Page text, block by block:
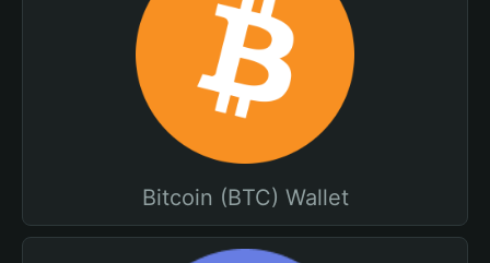
Bitcoin (BTC) Wallet